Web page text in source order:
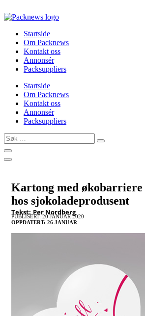
to
Startside
Om Packnews
Kontakt oss
Annonsér
Packsuppliers
Startside
Om Packnews
Kontakt oss
Annonsér
Packsuppliers
Søk
…
Kartong med
hos sjokoladeprodusent
Tekst: Per Nordberg
PUBLISERT: 20 JANUAR 2020
OPPDATERT: 26 JANUAR